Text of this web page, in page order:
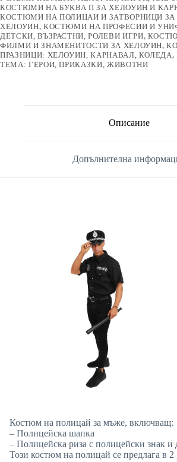
КОСТЮМИ НА БУКВА П ЗА ХЕЛОУИН И
КОСТЮМИ НА ПОЛИЦАИ И ЗАТВОРНИЦИ ЗА
ХЕЛОУИН, КОСТЮМИ НА ПРОФЕСИИ И
ДЕТСКИ, ВЪЗРАСТНИ, РОЛЕВИ ИГРИ,
ФИЛМИ И ЗНАМЕНИТОСТИ ЗА ХЕЛОУИН,
ПРАЗНИЦИ: ХЕЛОУИН, КАРНАВАЛ, КОЛЕДА,
ТЕМА: ГЕРОИ, ПРИКАЗКИ, ЖИВОТНИ
Описание
Допълнителна
Костюм на полицай за мъже, включващ:
– Полицейска шапка
– Полицейска риза с полицейски знак и
Този костюм на полицай се предлага в 2